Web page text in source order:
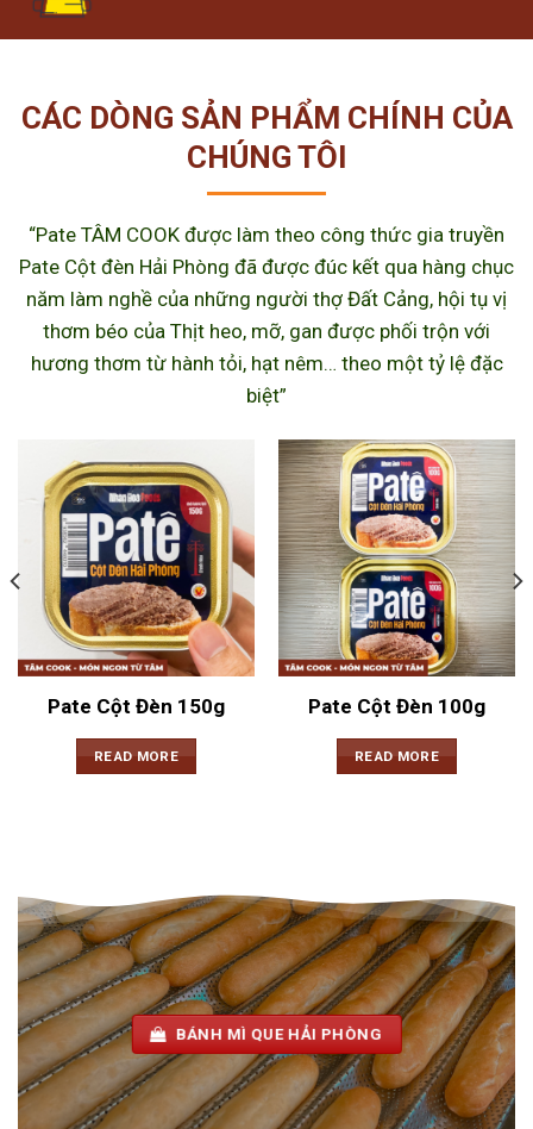
CÁC DÒNG SẢN PHẨM CHÍNH CỦA
CHÚNG TÔI
“Pate TÂM COOK được làm theo công thức gia truyền
Pate Cột đèn Hải Phòng đã được đúc kết qua hàng chục
năm làm nghề của những người thợ Đất Cảng, hội tụ vị
thơm béo của Thịt heo, mỡ, gan được phối trộn với
hương thơm từ hành tỏi, hạt nêm… theo một tỷ lệ đặc
biệt”
Pate Cột Đèn 150g
READ MORE
Pate Cột Đèn 100g
READ MORE
BÁNH MÌ QUE HẢI PHÒNG